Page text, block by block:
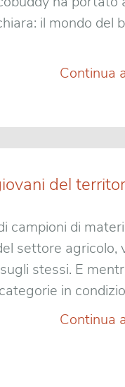
il mondo del
Continua
del
campioni di
settore agricolo,
stessi. E
in
Continua